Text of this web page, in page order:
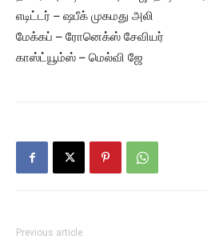
எடிட்டர் – ஷபீக் முகமது அலி
மேக்கப் – ரோனெக்ஸ் சேவியர்
காஸ்ட்யூம்ஸ் – மெல்வி ஜே
Previous article